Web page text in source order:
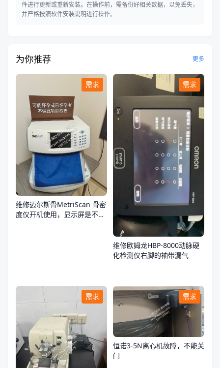
件进行更新或重新安装。在操作前，需备份好相关数据，以免丢失，
并严格按照软件安装说明进行操作。
为你推荐 更多
需求
维修迈尔斯骨MetriScan 骨密
度仪开机使用，显示屏是不
需求
维修欧姆龙HBP-8000动脉硬
化检测仪右脚的袖带漏气
需求 需求
恒诺3-5N离心机故障，不能关
门